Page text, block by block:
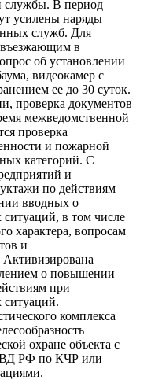
службы. В период
усилены наряды
служб. Для
въезжающим в
об установлении
видеокамер с
ее до 30 суток.
проверка документов
межведомственной
проверка
и пожарной
категорий. С
и
по действиям
вводных о
в том числе
характера, вопросам
и
о повышении
при
ситуаций.
комплекса
охране объекта с
РФ по КЧР или